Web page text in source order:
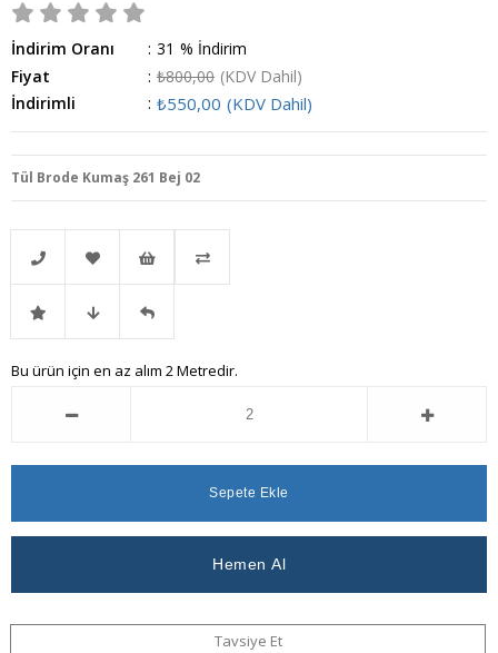
İndirim Oranı : %
31
İndirim
Fiyat
: ₺800,00 (KDV Dahil)
İndirimli
: ₺550,00 (KDV Dahil)
Tül Brode Kumaş 261 Bej 02
Telefonla
Sipariş
Favorilere
Ekle
İstek
Listeme
İndirimli Fiyat
Ver
Gelince
Bu ürün için en az alım 2 Metredir.
Tavsiye Et